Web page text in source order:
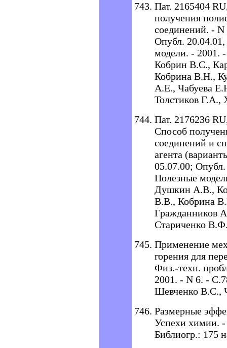
Пат. 2165404
получения
соединений. - N
Опубл.
модели. - 2001.
Кобрин В.С.,
Кобрина В.Н.,
А.Е., Чабуева
Толстиков Г.А.,
Пат. 2176236
Способ
соединений и
агента
05.07.00;
Полезные
Душкин А.В.,
В.В., Кобрина
Гражданников
Стариченко
Применение
горения для
Физ.-техн.
2001. - N 6. -
Шевченко В.С.,
Размерные
Успехи химии.
Библиогр.: 175